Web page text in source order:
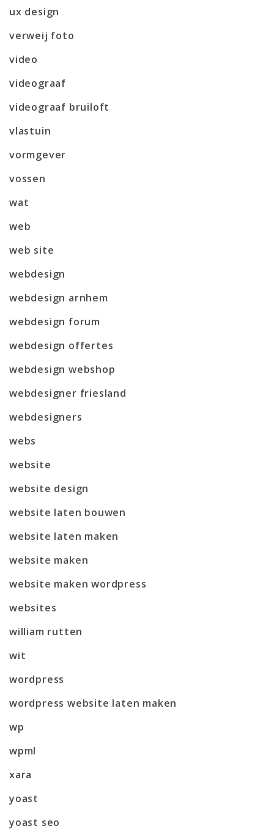
ux design
verweij foto
video
videograaf
videograaf bruiloft
vlastuin
vormgever
vossen
wat
web
web site
webdesign
webdesign arnhem
webdesign forum
webdesign offertes
webdesign webshop
webdesigner friesland
webdesigners
webs
website
website design
website laten bouwen
website laten maken
website maken
website maken wordpress
websites
william rutten
wit
wordpress
wordpress website laten maken
wp
wpml
xara
yoast
yoast seo